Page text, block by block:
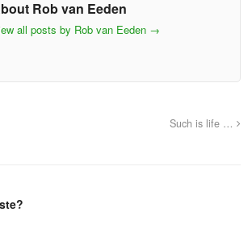
Rob van Eeden
all posts by Rob van Eeden →
Such is life …